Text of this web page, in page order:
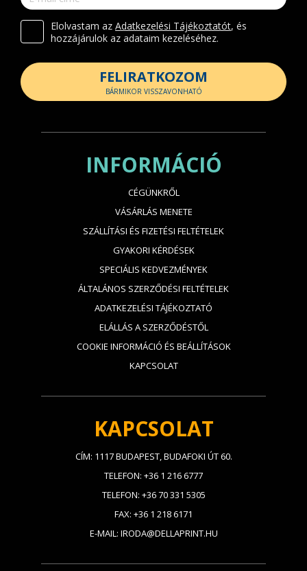
Elolvastam az Adatkezelési Tájékoztatót, és
hozzájárulok az adataim kezeléséhez.
FELIRATKOZOM
BÁRMIKOR VISSZAVONHATÓ
INFORMÁCIÓ
CÉGÜNKRŐL
VÁSÁRLÁS MENETE
SZÁLLÍTÁSI ÉS FIZETÉSI FELTÉTELEK
GYAKORI KÉRDÉSEK
SPECIÁLIS KEDVEZMÉNYEK
ÁLTALÁNOS SZERZŐDÉSI FELTÉTELEK
ADATKEZELÉSI TÁJÉKOZTATÓ
ELÁLLÁS A SZERZŐDÉSTŐL
COOKIE INFORMÁCIÓ ÉS BEÁLLÍTÁSOK
KAPCSOLAT
KAPCSOLAT
CÍM: 1117 BUDAPEST, BUDAFOKI ÚT 60.
TELEFON: +36 1 216 6777
TELEFON: +36 70 331 5305
FAX: +36 1 218 6171
E-MAIL: IRODA@DELLAPRINT.HU